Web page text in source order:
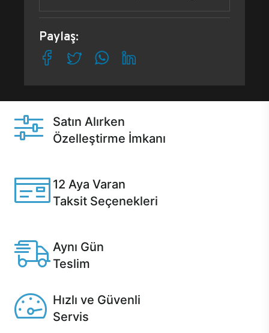
Paylaş:
Satın Alırken
Özelleştirme İmkanı
12 Aya Varan
Taksit Seçenekleri
Aynı Gün
Teslim
Hızlı ve Güvenli
Servis